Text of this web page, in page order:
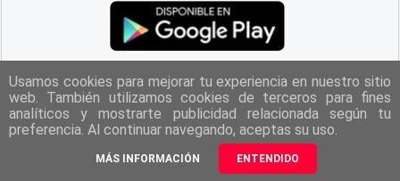
REGRESAR A LACIMA
|Politica de Privacidad|Aviso Legal| Términos y Condiciones
|
Contacto|
Derechos Reservados Practicas Perú 2025
Practicas Perú
Usamos cookies para mejorar tu experiencia en nuestro sitio
web. También utilizamos cookies de terceros para fines
analíticos y mostrarte publicidad relacionada según tu
preferencia. Al continuar navegando, aceptas su uso.
MÁS INFORMACIÓN ENTENDIDO